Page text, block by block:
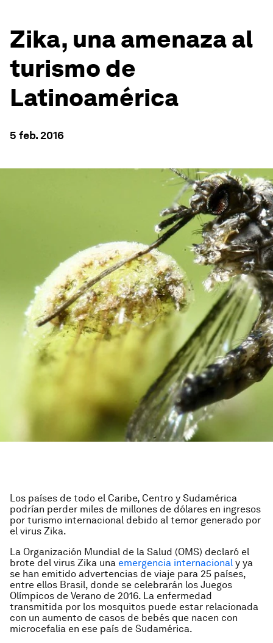
Zika, una amenaza al
turismo de
Latinoamérica
5 feb. 2016
Los países de todo el Caribe, Centro y Sudamérica
podrían perder miles de millones de dólares en ingresos
por turismo internacional debido al temor generado por
el virus Zika.
La Organización Mundial de la Salud (OMS) declaró el
brote del virus Zika una emergencia internacional y ya
se han emitido advertencias de viaje para 25 países,
entre ellos Brasil, donde se celebrarán los Juegos
Olímpicos de Verano de 2016. La enfermedad
transmitida por los mosquitos puede estar relacionada
con un aumento de casos de bebés que nacen con
microcefalia en ese país de Sudamérica.